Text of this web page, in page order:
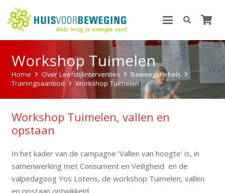
Workshop Tuimelen
Home Over Leefstijlinterventies
Beweegkriebels
Trainingsaanbod
Workshop Tuimelen
Workshop Tuimelen, vallen en
opstaan
In het kader van de campagne ‘Vallen van hoogte’ is, in
samenwerking met Consument en Veiligheid en de
valpedagoog Yos Lotens, de workshop Tuimelen, vallen
en opstaan ontwikkeld.